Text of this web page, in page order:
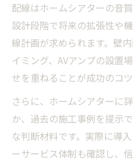
工務店でよくある
認しよう
吹き抜けや部屋の
関係
アンプやシアター
工務店で検討すべき
工務店ホームシア
び方
配線はホームシアターの音
設計段階で将来の拡張性や
線計画が求められます。壁
イミング、AVアンプの設置
せを重ねることが成功のコツ
さらに、ホームシアターに
か、過去の施工事例を提示
な判断材料です。実際に導
ーサービス体制も確認し、